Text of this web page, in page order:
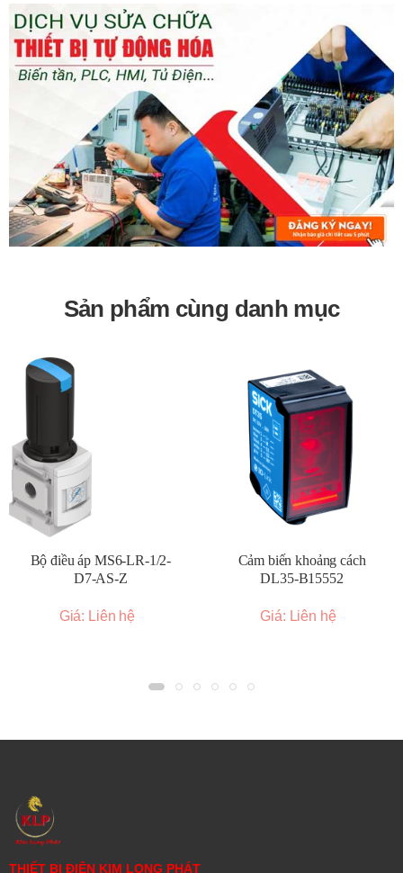
Vật liệu chất lượng cao:
Đảm bảo độ bền và tuổi thọ cao.
Ứng dụng:
Sử dụng trong các hệ thống khí nén công nghiệp.
Ứng dụng trong các ngành sản xuất, chế tạo, lắp ráp.
Sử dụng trong các hệ thống tự động hóa.
Bảo hành 12 tháng
Sản phẩm cùng danh mục
Bộ điều áp MS6-LR-1/2-
D7-AS-Z
Giá: Liên hệ
Cảm biến khoảng cách
DL35-B15552
Giá: Liên hệ
THIẾT BỊ ĐIỆN KIM LONG PHÁT